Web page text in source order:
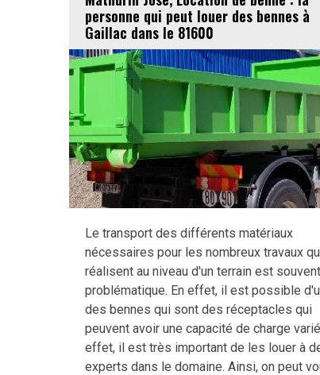
personne qui peut louer des bennes à
Gaillac dans le 81600
Le transport des différents matériaux
nécessaires pour les nombreux travaux
réalisent au niveau d'un terrain est souvent
problématique. En effet, il est possible
des bennes qui sont des réceptacles qui
peuvent avoir une capacité de charge
effet, il est très important de les louer à
experts dans le domaine. Ainsi, on peut